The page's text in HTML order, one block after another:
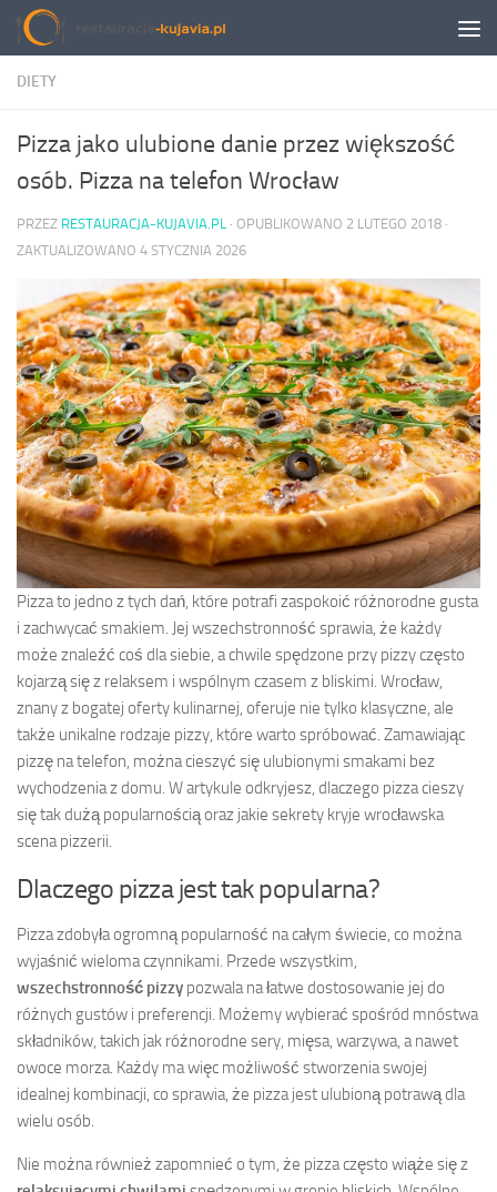
Przeskocz do treści
DIETY
Pizza jako ulubione danie przez większość
osób. Pizza na telefon Wrocław
PRZEZ RESTAURACJA-KUJAVIA.PL · OPUBLIKOWANO 2 LUTEGO 2018 ·
ZAKTUALIZOWANO 4 STYCZNIA 2026
Pizza to jedno z tych dań, które potrafi zaspokoić różnorodne gusta
i zachwycać smakiem. Jej wszechstronność sprawia, że każdy
może znaleźć coś dla siebie, a chwile spędzone przy pizzy często
kojarzą się z relaksem i wspólnym czasem z bliskimi. Wrocław,
znany z bogatej oferty kulinarnej, oferuje nie tylko klasyczne, ale
także unikalne rodzaje pizzy, które warto spróbować. Zamawiając
pizzę na telefon, można cieszyć się ulubionymi smakami bez
wychodzenia z domu. W artykule odkryjesz, dlaczego pizza cieszy
się tak dużą popularnością oraz jakie sekrety kryje wrocławska
scena pizzerii.
Dlaczego pizza jest tak popularna?
Pizza zdobyła ogromną popularność na całym świecie, co można
wyjaśnić wieloma czynnikami. Przede wszystkim,
wszechstronność pizzy pozwala na łatwe dostosowanie jej do
różnych gustów i preferencji. Możemy wybierać spośród mnóstwa
składników, takich jak różnorodne sery, mięsa, warzywa, a nawet
owoce morza. Każdy ma więc możliwość stworzenia swojej
idealnej kombinacji, co sprawia, że pizza jest ulubioną potrawą dla
wielu osób.
Nie można również zapomnieć o tym, że pizza często wiąże się z